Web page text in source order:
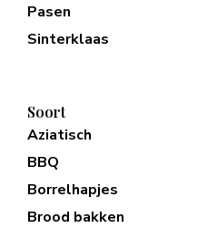
Pasen
Sinterklaas
Soort
Aziatisch
BBQ
Borrelhapjes
Brood bakken